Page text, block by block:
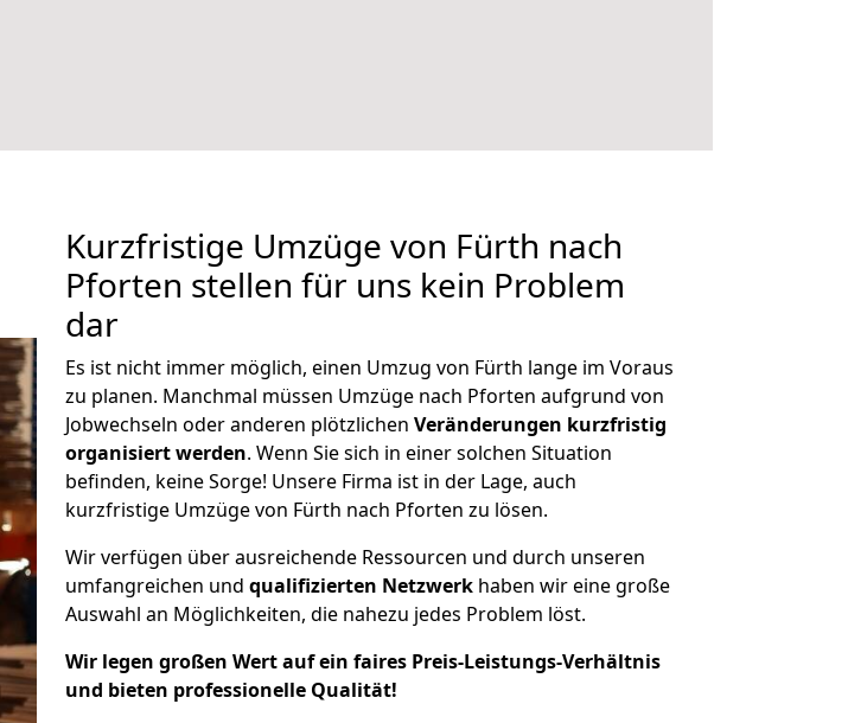
Kurzfristige Umzüge von Fürth nach
Pforten stellen für uns kein Problem
dar
Es ist nicht immer möglich, einen Umzug von Fürth lange im Voraus
zu planen. Manchmal müssen Umzüge nach Pforten aufgrund von
Jobwechseln oder anderen plötzlichen Veränderungen kurzfristig
organisiert werden. Wenn Sie sich in einer solchen Situation
befinden, keine Sorge! Unsere Firma ist in der Lage, auch
kurzfristige Umzüge von Fürth nach Pforten zu lösen.
Wir verfügen über ausreichende Ressourcen und durch unseren
umfangreichen und qualifizierten Netzwerk haben wir eine große
Auswahl an Möglichkeiten, die nahezu jedes Problem löst.
Wir legen großen Wert auf ein faires Preis-Leistungs-Verhältnis
und bieten professionelle Qualität!